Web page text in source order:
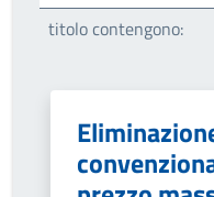
titolo contengono: